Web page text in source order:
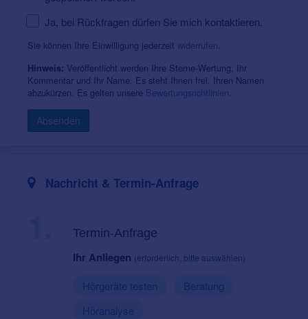
Ja, bei Rückfragen dürfen Sie mich kontaktieren.
Sie können Ihre Einwilligung jederzeit widerrufen.
Hinweis: Veröffentlicht werden Ihre Sterne-Wertung, Ihr
Kommentar und Ihr Name. Es steht Ihnen frei, Ihren Namen
abzukürzen. Es gelten unsere Bewertungsrichtlinien.
Absenden
Nachricht & Termin-Anfrage
Termin-Anfrage
Ihr Anliegen (erforderlich, bitte auswählen)
Hörgeräte testen
Beratung
Höranalyse